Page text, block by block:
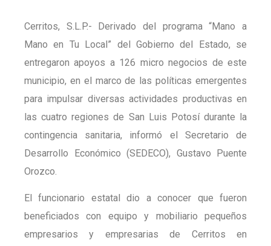
Cerritos, S.L.P.- Derivado del programa “Mano a
Mano en Tu Local” del Gobierno del Estado, se
entregaron apoyos a 126 micro negocios de este
municipio, en el marco de las políticas emergentes
para impulsar diversas actividades productivas en
las cuatro regiones de San Luis Potosí durante la
contingencia sanitaria, informó el Secretario de
Desarrollo Económico (SEDECO), Gustavo Puente
Orozco.
El funcionario estatal dio a conocer que fueron
beneficiados con equipo y mobiliario pequeños
empresarios y empresarias de Cerritos en